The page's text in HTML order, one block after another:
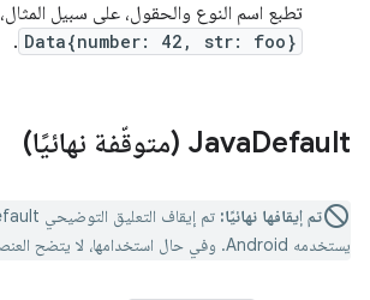
تطبع اسم النوع والحقول، على سبيل المثال،
Data{number: 42, str: foo}
.
‫JavaDefault (متوقّفة نهائيًا)
تم إيقافها نهائيًا:
يستخدمه Android. وفي حال استخدامها، لا يتضح العنصر الذي يتلقّى المكالمة.